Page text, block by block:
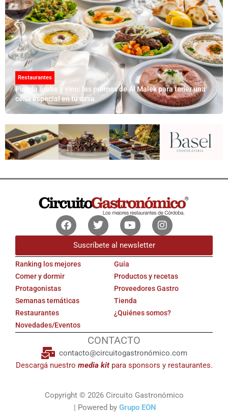
Restaurantes
Picada árabe y vino: las promos de Al Malek para tener una
cena especial en tu casa
FacebookTwitterYoutubeInstagram
Suscríbete al newsletter
Ranking los mejores
Comer y dormir
Protagonistas
Semanas temáticas
Restaurantes
Novedades/Eventos
Guía
Productos y recetas
Proveedores Gastro
Tienda
¿Quiénes somos?
CONTACTO
contacto@circuitogastronómico.com
Descargá nuestro media kitpara sponsors y restaurantes.
Copyright © 2026 Circuito Gastronómico
| Powered by Grupo EON